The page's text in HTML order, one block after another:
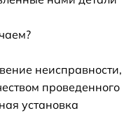
неисправности,
проведенного
установка